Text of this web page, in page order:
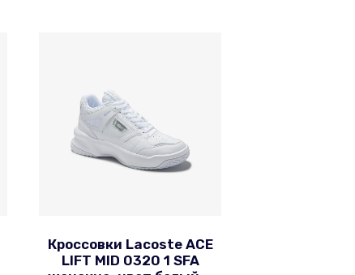
Кроссовки Lacoste ACE
LIFT MID 0320 1 SFA